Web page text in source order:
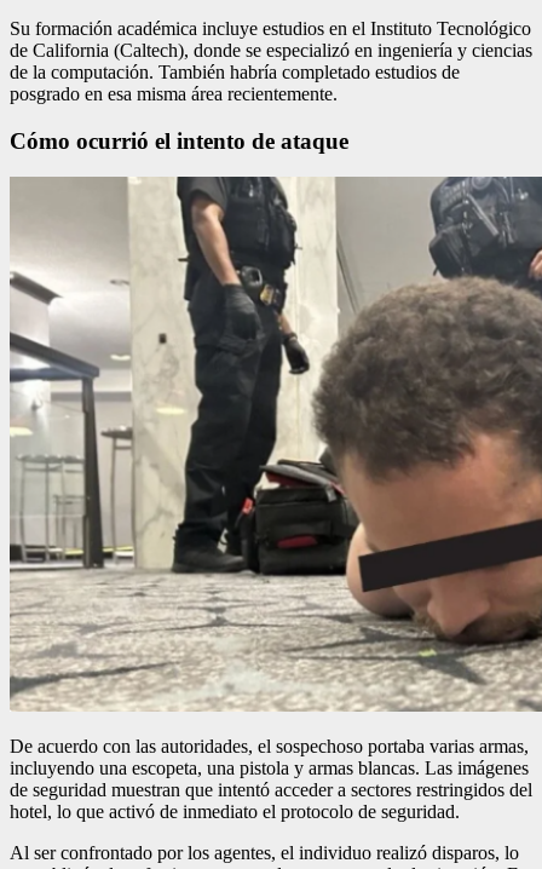
Su formación académica incluye estudios en el Instituto Tecnológico
de California (Caltech), donde se especializó en ingeniería y ciencias
de la computación. También habría completado estudios de
posgrado en esa misma área recientemente.
Cómo ocurrió el intento de ataque
De acuerdo con las autoridades, el sospechoso portaba varias armas,
incluyendo una escopeta, una pistola y armas blancas. Las imágenes
de seguridad muestran que intentó acceder a sectores restringidos del
hotel, lo que activó de inmediato el protocolo de seguridad.
Al ser confrontado por los agentes, el individuo realizó disparos, lo